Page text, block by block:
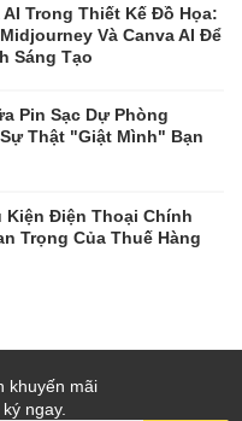
AI Trong Thiết Kế Đồ Họa:
Và Canva AI Để
Sáng Tạo
Pin Sạc Dự Phòng
Thật "Giật Mình" Bạn
Kiện Điện Thoại Chính
Trọng Của Thuế Hàng
khuyến mãi
ngay.